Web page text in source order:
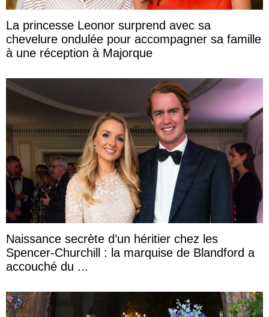
La princesse Leonor surprend avec sa
chevelure ondulée pour accompagner sa famille
à une réception à Majorque
Naissance secrète d’un héritier chez les
Spencer-Churchill : la marquise de Blandford a
accouché du ...